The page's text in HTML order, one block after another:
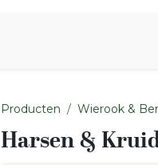
Producten Wierook &
Harsen &